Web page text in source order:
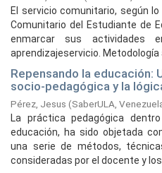
El servicio comunitario, según
Comunitario del Estudiante de
enmarcar sus actividades
aprendizajeservicio. Metodología
Repensando la educación:
socio-pedagógica y la
Pérez, Jesus (SaberULA,
La práctica pedagógica
educación, ha sido objetada
una serie de métodos,
consideradas por el docente y los